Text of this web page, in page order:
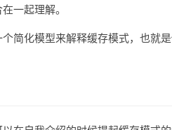
一起理解。
简化模型来解释缓存模式，也就